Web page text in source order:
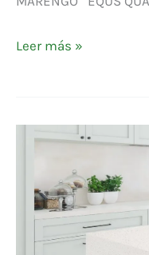
Leer más »
EQUS
WHITE
MOON